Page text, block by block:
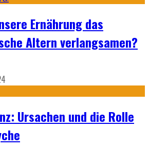
Ernährung das
Altern verlangsamen?
Ursachen und die Rolle